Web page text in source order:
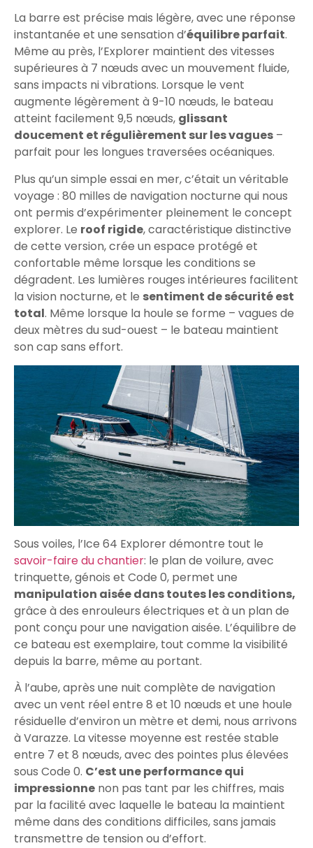
La barre est précise mais légère, avec une réponse
instantanée et une sensation d’équilibre parfait.
Même au près, l’Explorer maintient des vitesses
supérieures à 7 nœuds avec un mouvement fluide,
sans impacts ni vibrations. Lorsque le vent
augmente légèrement à 9-10 nœuds, le bateau
atteint facilement 9,5 nœuds, glissant
doucement et régulièrement sur les vagues –
parfait pour les longues traversées océaniques.
Plus qu’un simple essai en mer, c’était un véritable
voyage : 80 milles de navigation nocturne qui nous
ont permis d’expérimenter pleinement le concept
explorer. Le roof rigide, caractéristique distinctive
de cette version, crée un espace protégé et
confortable même lorsque les conditions se
dégradent. Les lumières rouges intérieures facilitent
la vision nocturne, et le sentiment de sécurité est
total. Même lorsque la houle se forme – vagues de
deux mètres du sud-ouest – le bateau maintient
son cap sans effort.
Sous voiles, l’Ice 64 Explorer démontre tout le
savoir-faire du chantier: le plan de voilure, avec
trinquette, génois et Code 0, permet une
manipulation aisée dans toutes les conditions,
grâce à des enrouleurs électriques et à un plan de
pont conçu pour une navigation aisée. L’équilibre de
ce bateau est exemplaire, tout comme la visibilité
depuis la barre, même au portant.
À l’aube, après une nuit complète de navigation
avec un vent réel entre 8 et 10 nœuds et une houle
résiduelle d’environ un mètre et demi, nous arrivons
à Varazze. La vitesse moyenne est restée stable
entre 7 et 8 nœuds, avec des pointes plus élevées
sous Code 0. C’est une performance qui
impressionne non pas tant par les chiffres, mais
par la facilité avec laquelle le bateau la maintient
même dans des conditions difficiles, sans jamais
transmettre de tension ou d’effort.